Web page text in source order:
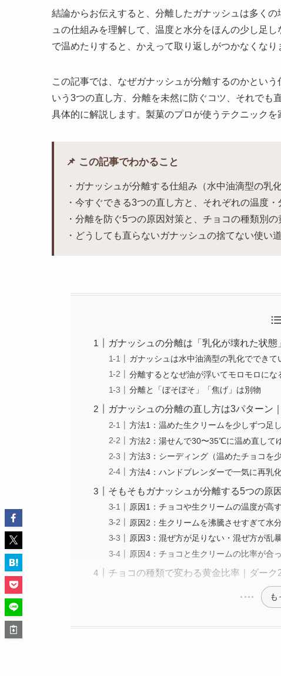
結論からお伝えすると、分離したガナッシュは多く
ュの仕組みを理解して、温度と水分をほんの少し足
で温めたりすると、かえって取り返しがつかなくなり
この記事では、なぜガナッシュが分離するのかとい
いう3つの直し方、分離を未然に防ぐコツ、それでも
具体的に解説します。製菓のプロが使うテクニックを
📌 この記事でわかること
・ガナッシュが分離する仕組み（水中油滴型の乳
・今すぐできる3つの直し方と、それぞれの温度
・分離を防ぐ5つの原因対策と、チョコの種類別
・どうしても直らないガナッシュの捨てない使い道
ガナッシュの分離は「乳化が壊れた状態
ガナッシュは水中油滴型の乳化でできて
分離するとなぜ油が浮いてモロモロにな
分離と「ぼそぼそ」「焦げ」は別物
ガナッシュの分離の直し方は3パターン
方法1：温めた生クリームを少しずつ足
方法2：湯せんで30〜35℃に温め直して
方法3：シーディング（温めたチョコを
方法4：ハンドブレンダーで一気に再乳
そもそもガナッシュが分離する5つの原
原因1：チョコや生クリームの温度が高
原因2：生クリームを沸騰させすぎて水
原因3：混ぜ方が足りない・混ぜ方が乱暴
原因4：チョコと生クリームの比率が合
チョコの種類で変わる黄金比率｜ダーク
も